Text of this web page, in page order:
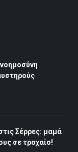
Σέρρες: μαμά
σε τροχαίο!